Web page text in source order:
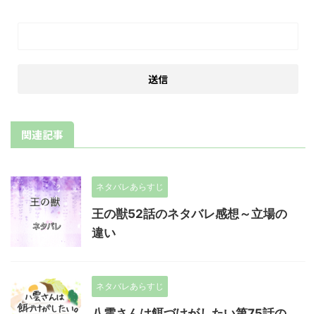
関連記事
ネタバレあらすじ
王の獣52話のネタバレ感想～立場の
違い
ネタバレあらすじ